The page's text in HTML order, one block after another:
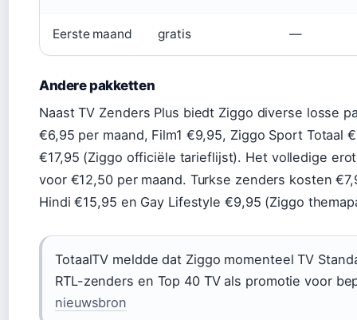
Eerste maand gratis —
Andere pakketten
Naast TV Zenders Plus biedt Ziggo diverse losse
€6,95 per maand, Film1 €9,95, Ziggo Sport Totaal
€17,95 (Ziggo officiële tarieflijst). Het volledige
voor €12,50 per maand. Turkse zenders kosten
Hindi €15,95 en Gay Lifestyle €9,95 (Ziggo
TotaalTV meldde dat Ziggo momenteel TV
RTL-zenders en Top 40 TV als promotie voor
nieuwsbron